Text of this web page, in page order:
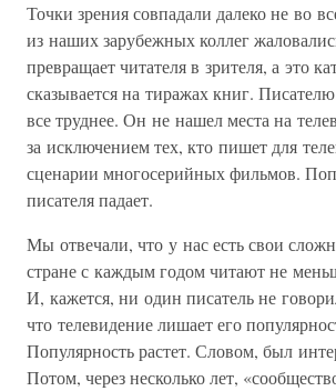
Точки зрения совпадали далеко не во
из наших зарубежных коллег
превращает читателя в зрителя, а это
сказывается на тиражах книг.
все труднее. Он не нашел места на
за исключением тех, кто пишет для
сценарии многосерийных фильмов.
писателя падает.
Мы отвечали, что у нас есть свои
стране с каждым годом читают не
И, кажется, ни один писатель не
что телевидение лишает его
Популярность растет. Словом, был
Потом, через несколько лет,